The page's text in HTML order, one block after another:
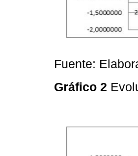
Fuente:
Gráfico 2